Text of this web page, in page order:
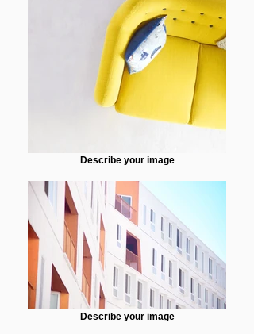
Describe your image
Describe your image